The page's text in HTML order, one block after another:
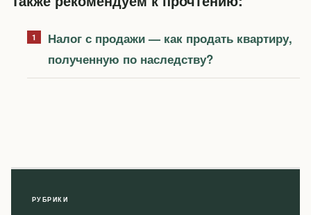
Налог с продажи — как продать квартиру,
полученную по наследству?
РУБРИКИ